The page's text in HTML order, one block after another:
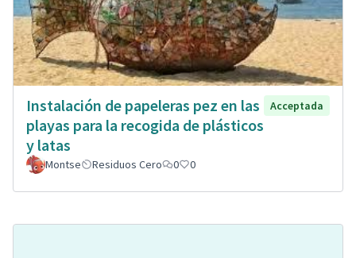
Instalación de papeleras pez en las
playas para la recogida de plásticos
y latas
Acceptada
Montse Residuos Cero 0 0